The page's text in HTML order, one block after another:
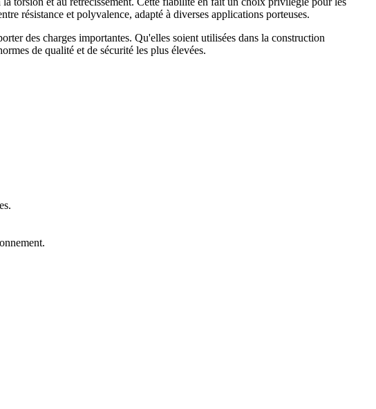
résistance et polyvalence, adapté à diverses applications porteuses.
des charges importantes. Qu'elles soient utilisées dans la construction
de qualité et de sécurité les plus élevées.